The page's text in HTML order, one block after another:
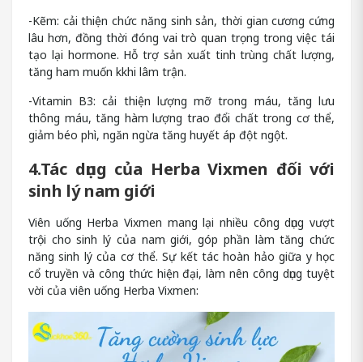
-Kẽm: cải thiện chức năng sinh sản, thời gian cương cứng
lâu hơn, đồng thời đóng vai trò quan trọng trong việc tái
tạo lại hormone. Hỗ trợ sản xuất tinh trùng chất lượng,
tăng ham muốn kkhi lâm trận.
-Vitamin B3: cải thiện lượng mỡ trong máu, tăng lưu
thông máu, tăng hàm lượng trao đổi chất trong cơ thể,
giảm béo phì, ngăn ngừa tăng huyết áp đột ngột.
4.Tác dụng của Herba Vixmen đối với
sinh lý nam giới
Viên uống Herba Vixmen mang lại nhiều công dụng vượt
trội cho sinh lý của nam giới, góp phần làm tăng chức
năng sinh lý của cơ thể. Sự kết tác hoàn hảo giữa y học
cổ truyền và công thức hiện đại, làm nên công dụng tuyệt
vời của viên uống Herba Vixmen: